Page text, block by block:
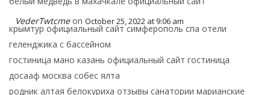
VederTwtcme on October 25, 2022 at 9:06 am
крымтур официальный сайт симферополь спа отели
геленджика с бассейном
гостиница мано казань официальный сайт гостиница
досааф москва собес ялта
родник алтая белокуриха отзывы санатории марианские